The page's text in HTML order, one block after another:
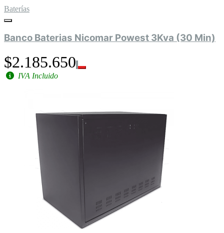
Baterías
Banco Baterias Nicomar Powest 3Kva (30 Min)
$2.185.650
IVA Incluido